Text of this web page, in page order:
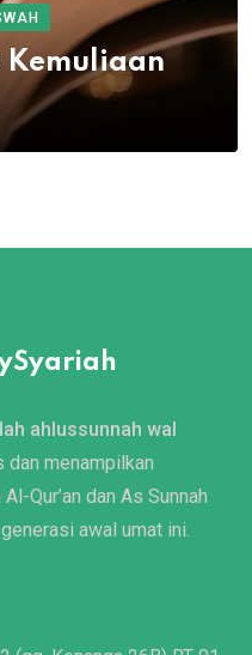
Kemuliaan
ahlussunnah wal
dan menampilkan
Qur’an dan As Sunnah
awal umat ini.